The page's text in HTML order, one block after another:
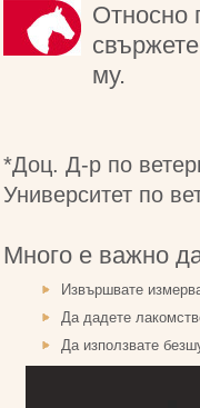
Относно
му.
*Доц. Д-р по
Университет по
Много е важно
Извършвате
Да дадете
Да използвате